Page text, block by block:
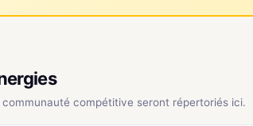
compétitive seront répertoriés ici.